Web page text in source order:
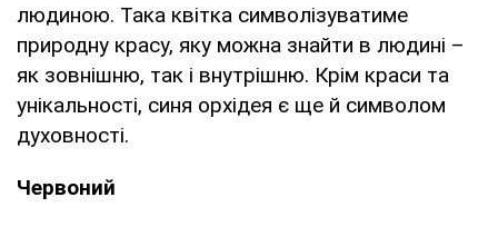
людиною. Така квітка символізуватиме
природну красу, яку можна знайти в людині –
як зовнішню, так і внутрішню. Крім краси та
унікальності, синя орхідея є ще й символом
духовності.
Червоний